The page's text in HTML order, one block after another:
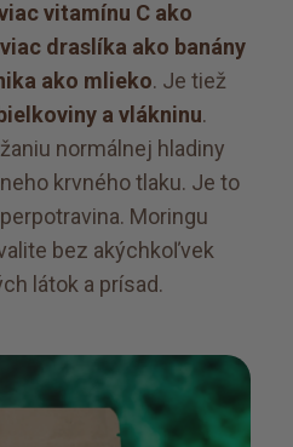
vitamínu C ako
draslíka ako banány
ako mlieko. Je tiež
a vlákninu.
normálnej hladiny
krvného tlaku. Je to
Moringu
bez akýchkoľvek
látok a prísad.